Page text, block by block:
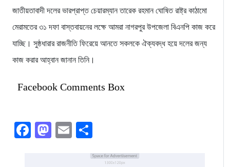
জাতীয়তাবাদী দলের ভারপ্রাপ্ত চেয়ারম্যান তারেক রহমান ঘোষিত রাষ্ট্র কাঠামো
মেরামতের ৩১ দফা বাস্তবায়নের লক্ষে আমরা নাগরপুর উপজেলা বিএনপি কাজ করে
যাচ্ছি। সুষ্ঠধারার রাজনীতি ফিরেয়ে আনতে সকলকে ঐক্যবদ্ধ হয়ে দলের জন্য
কাজ করার আহ্বান জানান তিনি।
Facebook Comments Box
Facebook
Mastodon
Email